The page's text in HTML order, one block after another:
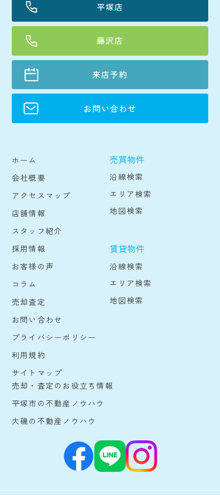
平塚店
藤沢店
来店予約
お問い合わせ
ホーム
会社概要
アクセスマップ
店舗情報
スタッフ紹介
採用情報
お客様の声
コラム
売却査定
お問い合わせ
プライバシーポリシー
利用規約
サイトマップ
売買物件
沿線検索
エリア検索
地図検索
賃貸物件
沿線検索
エリア検索
地図検索
売却・査定のお役立ち情報
平塚市の不動産ノウハウ
大磯の不動産ノウハウ